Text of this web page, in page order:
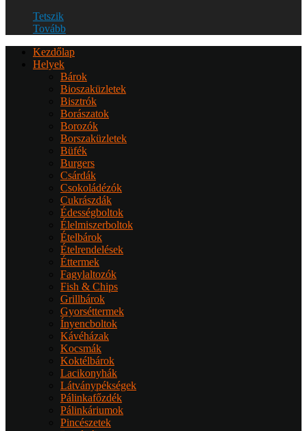
Tetszik
Tovább
Kezdőlap
Helyek
Bárok
Bioszaküzletek
Bisztrók
Borászatok
Borozók
Borszaküzletek
Büfék
Burgers
Csárdák
Csokoládézók
Cukrászdák
Édességboltok
Élelmiszerboltok
Ételbárok
Ételrendelések
Éttermek
Fagylaltozók
Fish & Chips
Grillbárok
Gyorséttermek
Ínyencboltok
Kávéházak
Kocsmák
Koktélbárok
Lacikonyhák
Látványpékségek
Pálinkafőzdék
Pálinkáriumok
Pincészetek